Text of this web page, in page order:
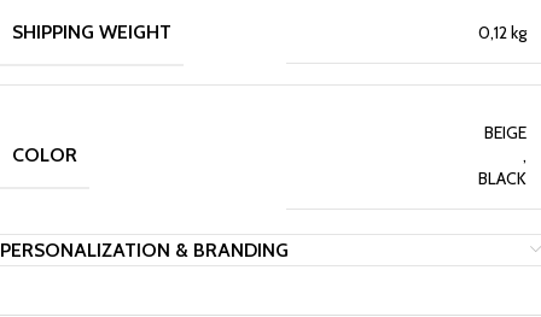
SHIPPING WEIGHT
0,12 kg
COLOR
BEIGE
,
BLACK
PERSONALIZATION & BRANDING